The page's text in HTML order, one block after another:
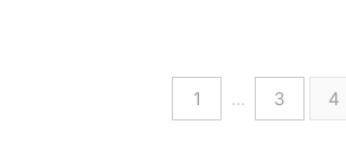
1 … 3 4